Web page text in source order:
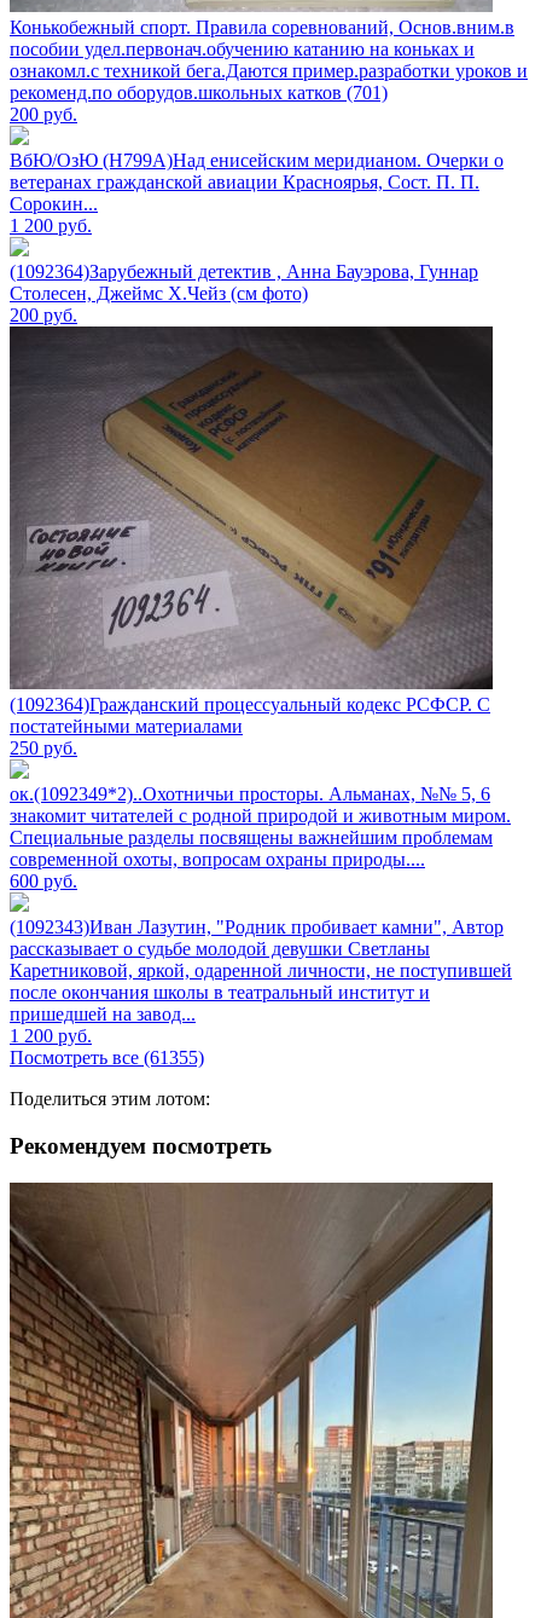
Конькобежный спорт. Правила соревнований, Основ.вним.в
пособии удел.первонач.обучению катанию на коньках и
ознакомл.с техникой бега.Даются пример.разработки уроков и
рекоменд.по оборудов.школьных катков (701)
200 руб.
ВбЮ/ОзЮ (Н799А)Над енисейским меридианом. Очерки о
ветеранах гражданской авиации Красноярья, Сост. П. П.
Сорокин...
1 200 руб.
(1092364)Зарубежный детектив , Анна Бауэрова, Гуннар
Столесен, Джеймс Х.Чейз (см фото)
200 руб.
(1092364)Гражданский процессуальный кодекс РСФСР. С
постатейными материалами
250 руб.
ок.(1092349*2)..Охотничьи просторы. Альманах, №№ 5, 6
знакомит читателей с родной природой и животным миром.
Специальные разделы посвящены важнейшим проблемам
современной охоты, вопросам охраны природы....
600 руб.
(1092343)Иван Лазутин, "Родник пробивает камни", Автор
рассказывает о судьбе молодой девушки Светланы
Каретниковой, яркой, одаренной личности, не поступившей
после окончания школы в театральный институт и
пришедшей на завод...
1 200 руб.
Посмотреть все (61355)
Поделиться этим лотом:
Рекомендуем посмотреть